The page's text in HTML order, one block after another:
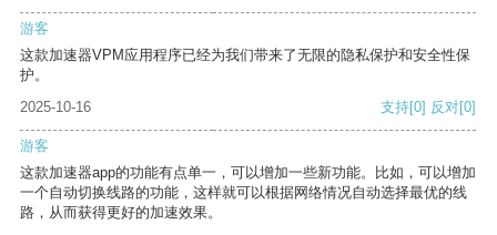
游客
这款加速器VPM应用程序已经为我们带来了无限的隐私保护和安全性保
护。
2025-10-16
支持[0] 反对[0]
游客
这款加速器app的功能有点单一，可以增加一些新功能。比如，可以增加
一个自动切换线路的功能，这样就可以根据网络情况自动选择最优的线
路，从而获得更好的加速效果。